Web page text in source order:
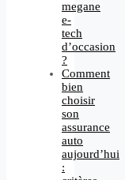
megane
e-
tech
d’occasion
?
Comment
bien
choisir
son
assurance
auto
aujourd’hui
: